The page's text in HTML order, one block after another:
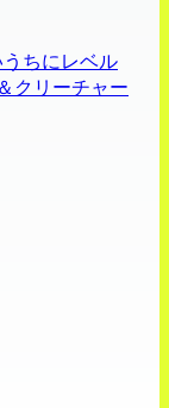
ちにレベル
クリーチャー